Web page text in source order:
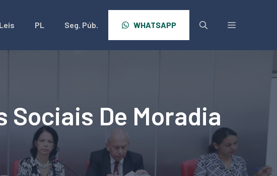
Leis PL Seg. Púb. WHATSAPP
Sociais De Moradia